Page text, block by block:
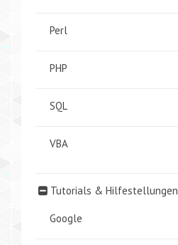
Perl
PHP
SQL
VBA
Tutorials & Hilfestellungen
Google